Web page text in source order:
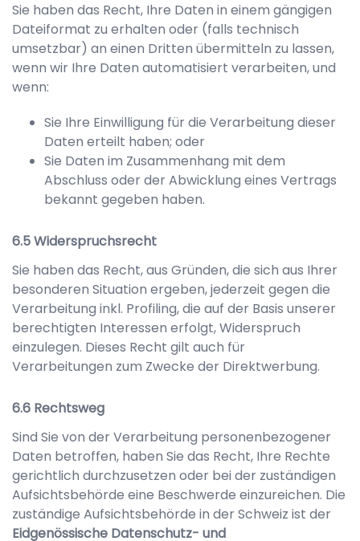
Sie haben das Recht, Ihre Daten in einem gängigen
Dateiformat zu erhalten oder (falls technisch
umsetzbar) an einen Dritten übermitteln zu lassen,
wenn wir Ihre Daten automatisiert verarbeiten, und
wenn:
Sie Ihre Einwilligung für die Verarbeitung dieser
Daten erteilt haben; oder
Sie Daten im Zusammenhang mit dem
Abschluss oder der Abwicklung eines Vertrags
bekannt gegeben haben.
Widerspruchsrecht
Sie haben das Recht, aus Gründen, die sich aus Ihrer
besonderen Situation ergeben, jederzeit gegen die
Verarbeitung inkl. Profiling, die auf der Basis unserer
berechtigten Interessen erfolgt, Widerspruch
einzulegen. Dieses Recht gilt auch für
Verarbeitungen zum Zwecke der Direktwerbung.
Rechtsweg
Sind Sie von der Verarbeitung personenbezogener
Daten betroffen, haben Sie das Recht, Ihre Rechte
gerichtlich durchzusetzen oder bei der zuständigen
Aufsichtsbehörde eine Beschwerde einzureichen. Die
zuständige Aufsichtsbehörde in der Schweiz ist der
Eidgenössische Datenschutz- und